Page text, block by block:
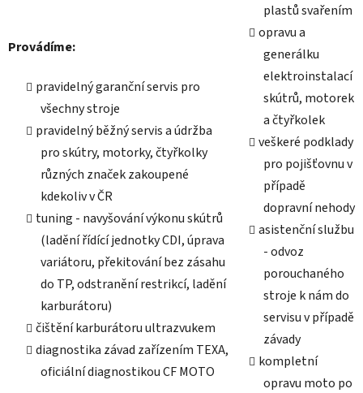
Provádíme:
pravidelný garanční servis pro
všechny stroje
pravidelný běžný servis a údržba
pro skútry, motorky, čtyřkolky
různých značek zakoupené
kdekoliv v ČR
tuning - navyšování výkonu skútrů
(ladění řídící jednotky CDI, úprava
variátoru, překitování bez zásahu
do TP, odstranění restrikcí, ladění
karburátoru)
čištění karburátoru ultrazvukem
diagnostika závad zařízením TEXA,
oficiální diagnostikou CF MOTO
plastů svařením
opravu a
generálku
elektroinstalací
skútrů, motorek
a čtyřkolek
veškeré podklady
pro pojišťovnu v
případě
dopravní nehody
asistenční službu
- odvoz
porouchaného
stroje k nám do
servisu v případě
závady
kompletní
opravu moto po